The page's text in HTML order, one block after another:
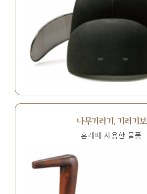
나무기러기, 기러기보
혼례때 사용한 물품